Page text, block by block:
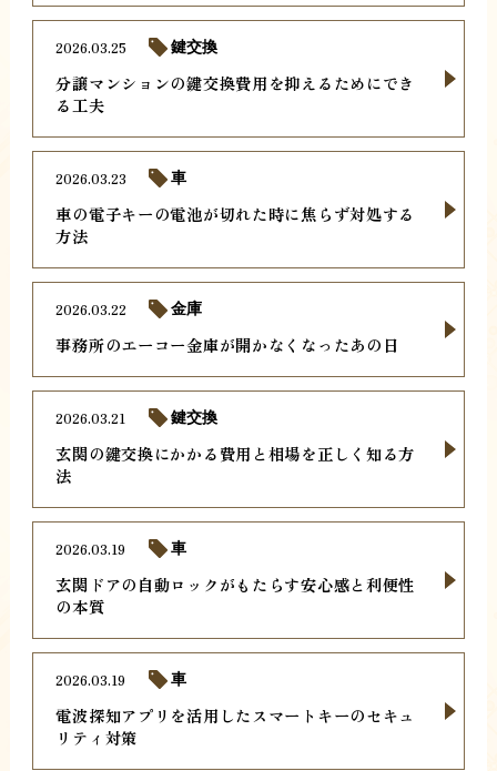
分譲マンションの鍵交換費用を抑えるためにでき
る工夫
2026.03.25 鍵交換
車の電子キーの電池が切れた時に焦らず対処する
方法
2026.03.23 車
事務所のエーコー金庫が開かなくなったあの日
2026.03.22 金庫
玄関の鍵交換にかかる費用と相場を正しく知る方
法
2026.03.21 鍵交換
玄関ドアの自動ロックがもたらす安心感と利便性
の本質
2026.03.19 車
電波探知アプリを活用したスマートキーのセキュ
リティ対策
2026.03.19 車